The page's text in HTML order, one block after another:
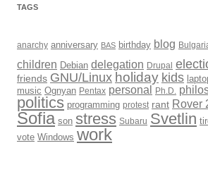
TAGS
anarchy anniversary BAS birthday blog
children Debian delegation Drupal
friends GNU/Linux holiday kids
music Ognyan Pentax personal Ph.D.
politics programming protest rant Rover
Sofia son stress Subaru Svetlin
vote Windows work